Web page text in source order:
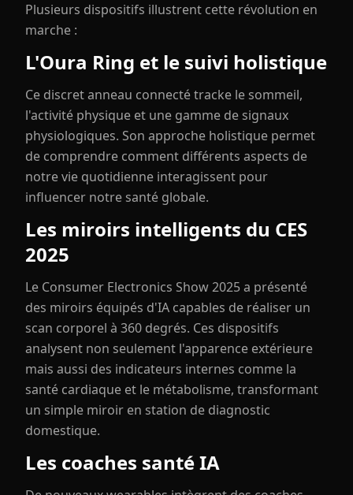
Plusieurs dispositifs illustrent cette révolution en
marche :
L'Oura Ring et le suivi holistique
Ce discret anneau connecté tracke le sommeil,
l'activité physique et une gamme de signaux
physiologiques. Son approche holistique permet
de comprendre comment différents aspects de
notre vie quotidienne interagissent pour
influencer notre santé globale.
Les miroirs intelligents du CES
2025
Le Consumer Electronics Show 2025 a présenté
des miroirs équipés d'IA capables de réaliser un
scan corporel à 360 degrés. Ces dispositifs
analysent non seulement l'apparence extérieure
mais aussi des indicateurs internes comme la
santé cardiaque et le métabolisme, transformant
un simple miroir en station de diagnostic
domestique.
Les coaches santé IA